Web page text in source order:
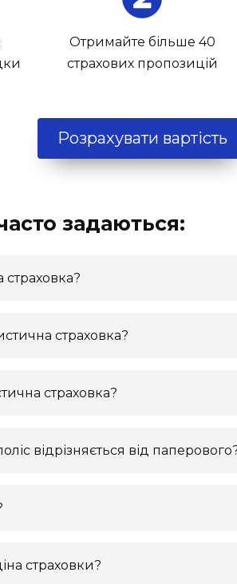
Отримайте більше 40
страхових пропозицій
Розрахувати вартість
задаються:
страховка?
страховка?
відрізняється від
страховки?